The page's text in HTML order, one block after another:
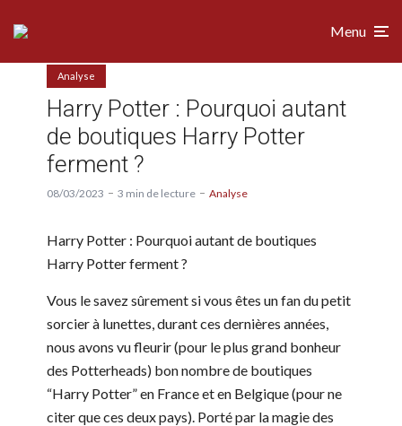
Menu
Analyse
Harry Potter : Pourquoi autant
de boutiques Harry Potter
ferment ?
08/03/2023 3 min de lecture Analyse
Harry Potter : Pourquoi autant de boutiques
Harry Potter ferment ?
Vous le savez sûrement si vous êtes un fan du petit
sorcier à lunettes, durant ces dernières années,
nous avons vu fleurir (pour le plus grand bonheur
des Potterheads) bon nombre de boutiques
“Harry Potter” en France et en Belgique (pour ne
citer que ces deux pays). Porté par la magie des